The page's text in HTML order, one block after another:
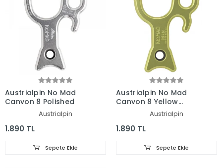
Austrialpin No Mad
Canyon 8 Polished
Austrialpin
1.890 TL
Sepete Ekle
Austrialpin No Mad
Canyon 8 Yellow
AnodizedAustrialpin
1.890 TL
Sepete Ekle